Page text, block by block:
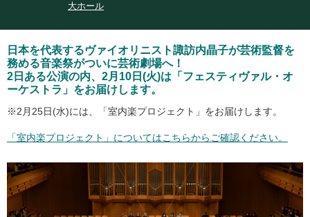
大ホール
日本を代表するヴァイオリニスト諏訪内晶子が芸術監督を
務める音楽祭がついに芸術劇場へ！
2日ある公演の内、2月10日(火)は「フェスティヴァル・オ
ーケストラ」をお届けします。
※2月25日(水)には、「室内楽プロジェクト」をお届けします。
「室内楽プロジェクト」についてはこちらからご確認ください。